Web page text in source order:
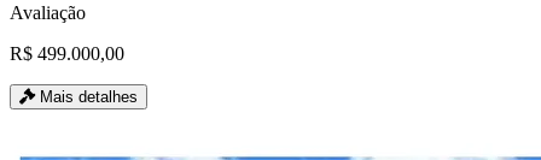
Avaliação
R$ 499.000,00
Mais detalhes